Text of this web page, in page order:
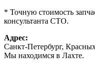
* Точную стоимость
консультанта СТО.
Адрес:
Санкт-Петербург,
Мы находимся в Лахте.